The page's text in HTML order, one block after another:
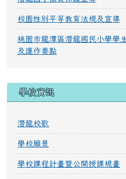
校園性別平等教育法規及宣導
桃園市龍潭區潛龍國民小學學
及運作要點
學校資訊
潛龍校歌
學校願景
學校課程計畫暨公開授課規畫